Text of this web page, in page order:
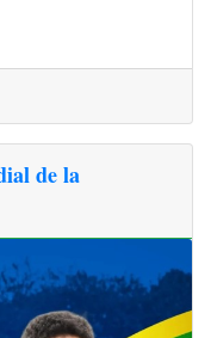
de la